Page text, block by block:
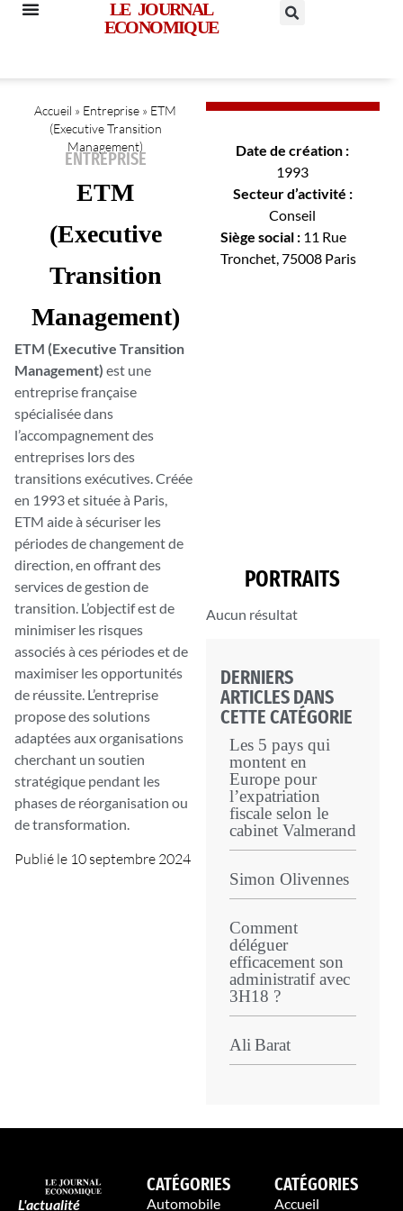
LE JOURNAL
ECONOMIQUE
Accueil » Entreprise » ETM
(Executive Transition
Management)
ENTREPRISE
ETM
(Executive
Transition
Management)
ETM (Executive Transition
Management) est une
entreprise française
spécialisée dans
l’accompagnement des
entreprises lors des
transitions exécutives. Créée
en 1993 et située à Paris,
ETM aide à sécuriser les
périodes de changement de
direction, en offrant des
services de gestion de
transition. L’objectif est de
minimiser les risques
associés à ces périodes et de
maximiser les opportunités
de réussite. L’entreprise
propose des solutions
adaptées aux organisations
cherchant un soutien
stratégique pendant les
phases de réorganisation ou
de transformation.
Publié le 10 septembre 2024
Date de création :
1993
Secteur d’activité :
Conseil
Siège social :11 Rue
Tronchet, 75008 Paris
PORTRAITS
Aucun résultat
DERNIERS
ARTICLES DANS
CETTE CATÉGORIE
Les 5 pays qui
montent en
Europe pour
l’expatriation
fiscale selon le
cabinet Valmerand
Simon Olivennes
Comment
déléguer
efficacement son
administratif avec
3H18 ?
Ali Barat
L'actualité
CATÉGORIES
Automobile
CATÉGORIES
Accueil